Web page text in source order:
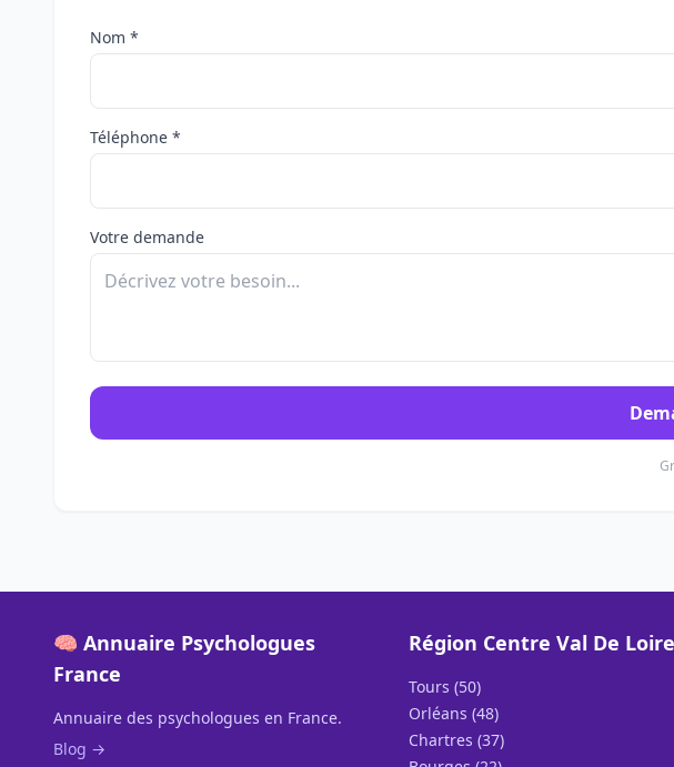
Nom *
Téléphone *
Votre demande
🧠 Annuaire Psychologues
France
Annuaire des psychologues en France.
Blog →
Région Centre Val De Loire
Tours (50)
Orléans (48)
Chartres (37)